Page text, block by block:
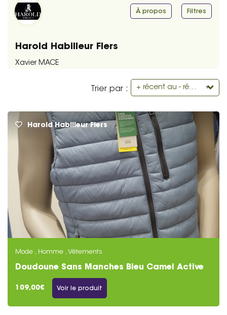
À propos Filtres
Harold Habilleur Flers
Xavier MACE
Trier par : + récent au - récent
Harold Habilleur Flers
Mode , Homme , Vêtements
Doudoune Sans Manches Bleu Camel Active
109,00€ Voir le produit